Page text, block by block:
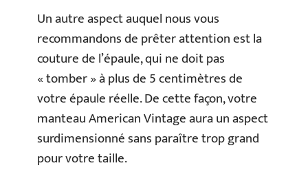
Un autre aspect auquel nous vous
recommandons de prêter attention est la
couture de l’épaule, qui ne doit pas
« tomber » à plus de 5 centimètres de
votre épaule réelle. De cette façon, votre
manteau American Vintage aura un aspect
surdimensionné sans paraître trop grand
pour votre taille.